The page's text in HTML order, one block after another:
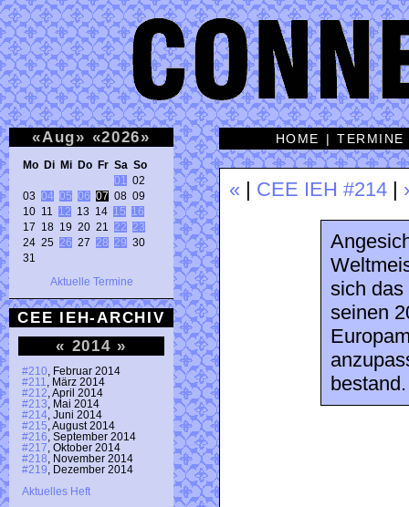
«Aug» «2026»
Mo Di Mi Do Fr Sa So
01
02
03 04 05 06 07 08 09
10 11 12 13 14 15
16
17 18 19 20 21 22
23
24 25 26 27 28 29 30
31
Aktuelle Termine
CEE IEH-ARCHIV
« 2014 »
#210 , Februar 2014
#211
, März 2014
#212 , April 2014
#213 , Mai 2014
#214 , Juni 2014
#215 , August 2014
#216 , September 2014
#217 , Oktober 2014
#218 , November 2014
#219 , Dezember 2014
Aktuelles Heft
HOME |TERMINE
« CEE IEH #214
sich das
seinen
bestand.